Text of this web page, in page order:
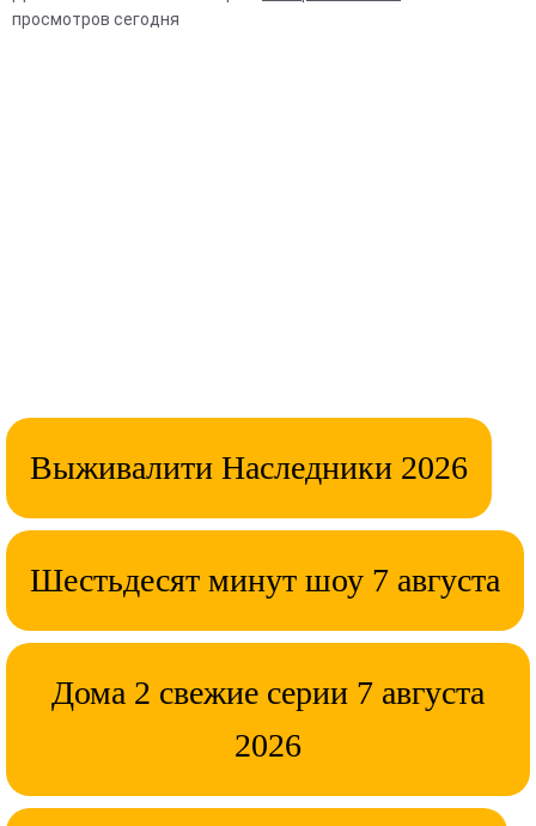
просмотров сегодня
Выживалити Наследники 2026
Шестьдесят минут шоу 7 августа
Дома 2 свежие серии 7 августа
2026